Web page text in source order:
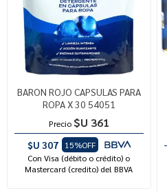
BARON ROJO CAPSULAS PARA
ROPA X 30 54051
Precio $U 361
$U 307
15%OFF
Con Visa (débito o crédito) o
Mastercard (credito) del BBVA